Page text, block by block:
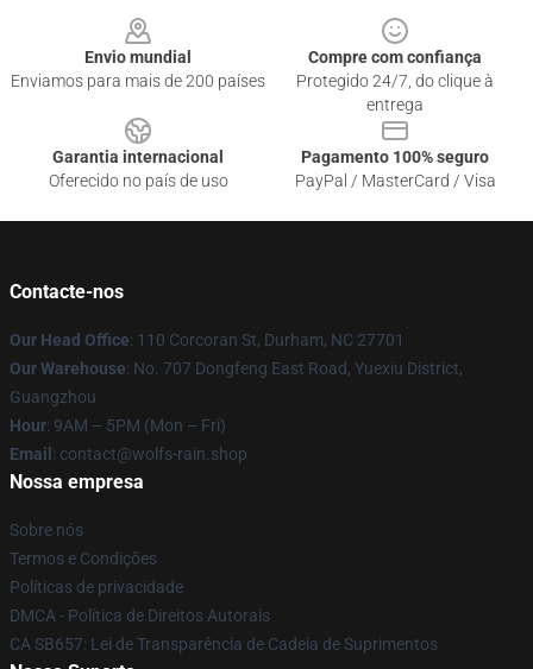
Envio mundial
Enviamos para mais de 200 países
Compre com confiança
Protegido 24/7, do clique à
entrega
Garantia internacional
Oferecido no país de uso
Pagamento 100% seguro
PayPal / MasterCard / Visa
Contacte-nos
Our Head Office: 110 Corcoran St, Durham, NC 27701
Our Warehouse: No. 707 Dongfeng East Road, Yuexiu District,
Guangzhou
Hour: 9AM – 5PM (Mon – Fri)
Email : contact@wolfs-rain.shop
Nossa empresa
Sobre nós
Termos e Condições
Políticas de privacidade
DMCA - Política de Direitos Autorais
CA SB657: Lei de Transparência de Cadeia de Suprimentos